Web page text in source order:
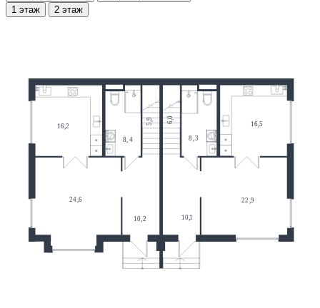
1 этаж
2 этаж